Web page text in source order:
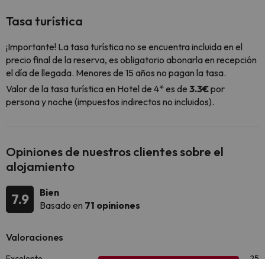
Tasa turística
¡Importante! La tasa turística no se encuentra incluida en el
precio final de la reserva, es obligatorio abonarla en recepción
el día de llegada. Menores de 15 años no pagan la tasa.
Valor de la tasa turística en Hotel de 4* es de 3.3€por
persona y noche (impuestos indirectos no incluidos).
Opiniones de nuestros clientes sobre el
alojamiento
7.9
Bien
Basado en 71 opiniones